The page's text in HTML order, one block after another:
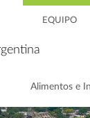
EQUIPO
Alimentos e